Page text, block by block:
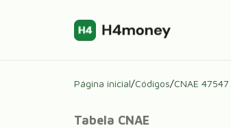
Página inicial/Códigos/CNAE 47547
Tabela CNAE